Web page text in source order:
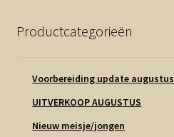
Productcategorieën
Voorbereiding update augustus
UITVERKOOP AUGUSTUS
Nieuw meisje/jongen